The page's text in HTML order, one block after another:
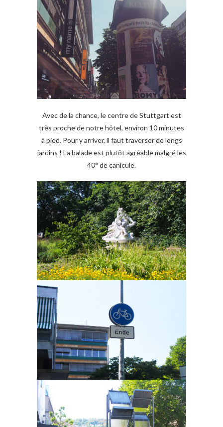
Avec de la chance, le centre de Stuttgart est
très proche de notre hôtel, environ 10 minutes
à pied. Pour y arriver, il faut traverser de longs
jardins ! La balade est plutôt agréable malgré les
40° de canicule.